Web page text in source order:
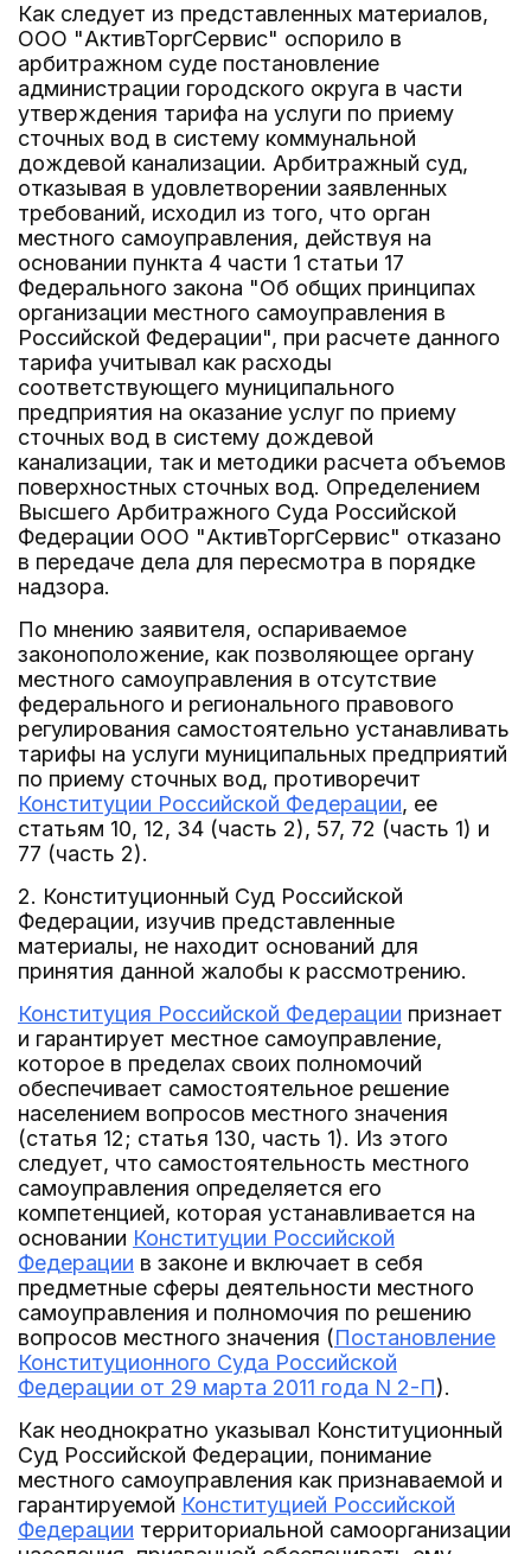
Как следует из представленных материалов,
ООО "АктивТоргСервис" оспорило в
арбитражном суде постановление
администрации городского округа в части
утверждения тарифа на услуги по приему
сточных вод в систему коммунальной
дождевой канализации. Арбитражный суд,
отказывая в удовлетворении заявленных
требований, исходил из того, что орган
местного самоуправления, действуя на
основании пункта 4 части 1 статьи 17
Федерального закона "Об общих принципах
организации местного самоуправления в
Российской Федерации", при расчете данного
тарифа учитывал как расходы
соответствующего муниципального
предприятия на оказание услуг по приему
сточных вод в систему дождевой
канализации, так и методики расчета объемов
поверхностных сточных вод. Определением
Высшего Арбитражного Суда Российской
Федерации ООО "АктивТоргСервис" отказано
в передаче дела для пересмотра в порядке
надзора.
По мнению заявителя, оспариваемое
законоположение, как позволяющее органу
местного самоуправления в отсутствие
федерального и регионального правового
регулирования самостоятельно устанавливать
тарифы на услуги муниципальных предприятий
по приему сточных вод, противоречит
Конституции Российской Федерации, ее
статьям 10, 12, 34 (часть 2), 57, 72 (часть 1) и
77 (часть 2).
2. Конституционный Суд Российской
Федерации, изучив представленные
материалы, не находит оснований для
принятия данной жалобы к рассмотрению.
Конституция Российской Федерации признает
и гарантирует местное самоуправление,
которое в пределах своих полномочий
обеспечивает самостоятельное решение
населением вопросов местного значения
(статья 12; статья 130, часть 1). Из этого
следует, что самостоятельность местного
самоуправления определяется его
компетенцией, которая устанавливается на
основании Конституции Российской
Федерации в законе и включает в себя
предметные сферы деятельности местного
самоуправления и полномочия по решению
вопросов местного значения (Постановление
Конституционного Суда Российской
Федерации от 29 марта 2011 года N 2-П).
Как неоднократно указывал Конституционный
Суд Российской Федерации, понимание
местного самоуправления как признаваемой и
гарантируемой Конституцией Российской
Федерации территориальной самоорганизации